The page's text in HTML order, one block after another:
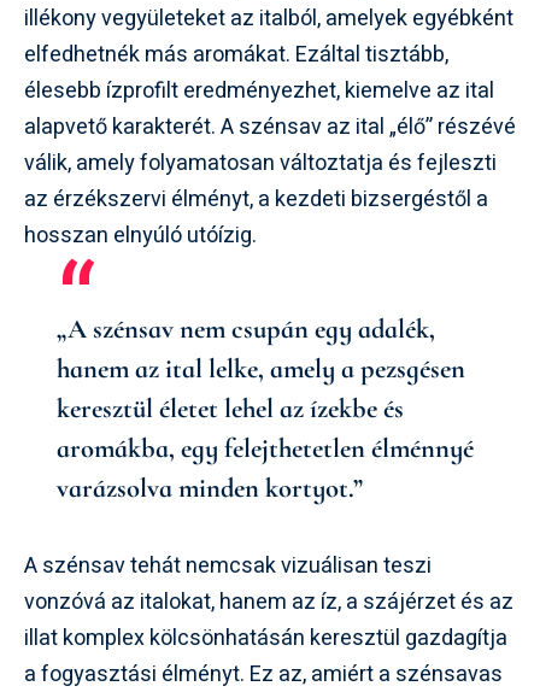
illékony vegyületeket az italból, amelyek egyébként
elfedhetnék más aromákat. Ezáltal tisztább,
élesebb ízprofilt eredményezhet, kiemelve az ital
alapvető karakterét. A szénsav az ital „élő” részévé
válik, amely folyamatosan változtatja és fejleszti
az érzékszervi élményt, a kezdeti bizsergéstől a
hosszan elnyúló utóízig.
„A szénsav nem csupán egy adalék,
hanem az ital lelke, amely a pezsgésen
keresztül életet lehel az ízekbe és
aromákba, egy felejthetetlen élménnyé
varázsolva minden kortyot.”
A szénsav tehát nemcsak vizuálisan teszi
vonzóvá az italokat, hanem az íz, a szájérzet és az
illat komplex kölcsönhatásán keresztül gazdagítja
a fogyasztási élményt. Ez az, amiért a szénsavas